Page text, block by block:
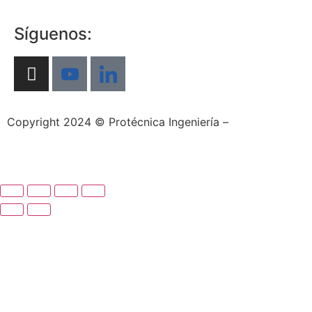
Síguenos:
Copyright 2024 © Protécnica Ingeniería –